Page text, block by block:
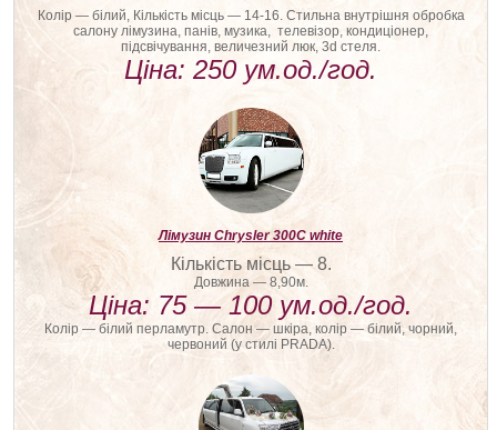
Колір — білий, Кількість місць — 14-16. Стильна внутрішня обробка
салону лімузина, панів, музика, телевізор, кондиціонер,
підсвічування, величезний люк, 3d стеля.
Ціна: 250 ум.од./год.
Лімузин Chrysler 300С white
Кількість місць — 8.
Довжина — 8,90м.
Ціна: 75 — 100 ум.од./год.
Колір — білий перламутр. Салон — шкіра, колір — білий, чорний,
червоний (у стилі PRADA).